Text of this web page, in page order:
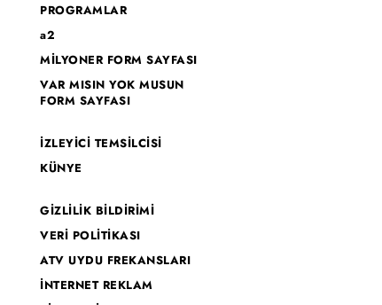
PROGRAMLAR
a2
MİLYONER FORM SAYFASI
VAR MISIN YOK MUSUN
FORM SAYFASI
İZLEYİCİ TEMSİLCİSİ
KÜNYE
GİZLİLİK BİLDİRİMİ
VERİ POLİTİKASI
ATV UYDU FREKANSLARI
İNTERNET REKLAM